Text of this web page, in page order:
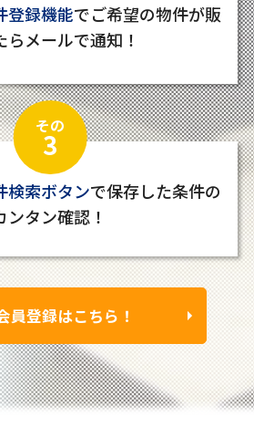
登録機能でご希望の物件が販
らメールで通知！
その
3
検索ボタンで保存した条件の
ンタン確認！
員登録はこちら！